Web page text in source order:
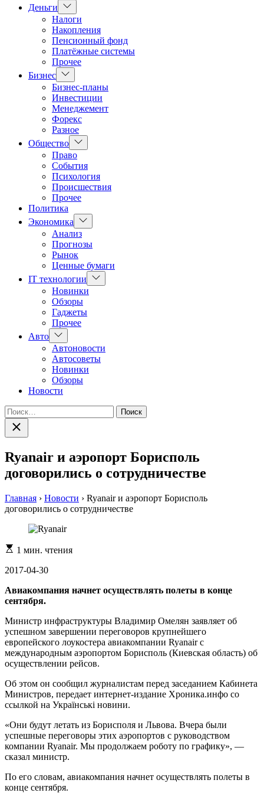
Деньги
Показать
подменю
Налоги
Накопления
Пенсионный фонд
Платёжные системы
Прочее
Бизнес Показать
подменю
Бизнес-планы
Инвестиции
Менеджемент
Форекс
Разное
Общество Показать
подменю
Право
События
Психология
Происшествия
Прочее
Политика
Экономика
Показать
подменю
Анализ
Прогнозы
Рынок
Ценные бумаги
IT технологии
Показать
подменю
Новинки
Обзоры
Гаджеты
Прочее
Авто Показать
подменю
Автоновости
Автосоветы
Новинки
Обзоры
Новости
Найти:
Закрыть
поиск
Ryanair и аэропорт Борисполь
договорились о сотрудничестве
Главная › Новости › Ryanair и аэропорт Борисполь
договорились о сотрудничестве
Расчетное
чтения
1 мин. чтения
2017-04-30
Авиакомпания начнет осуществлять полеты в конце
сентября.
Министр инфраструктуры Владимир Омелян заявляет об
успешном завершении переговоров крупнейшего
европейского лоукостера авиакомпании Ryanair с
международным аэропортом Борисполь (Киевская область) об
осуществлении рейсов.
Об этом он сообщил журналистам перед заседанием Кабинета
Министров, передает интернет-издание Хроника.инфо со
ссылкой на Українські новини.
«Они будут летать из Борисполя и Львова. Вчера были
успешные переговоры этих аэропортов с руководством
компании Ryanair. Мы продолжаем роботу по графику», —
сказал министр.
По его словам, авиакомпания начнет осуществлять полеты в
конце сентября.